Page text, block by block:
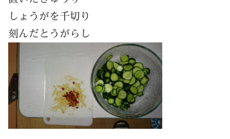
しょうがを千切り
刻んだとうがらし